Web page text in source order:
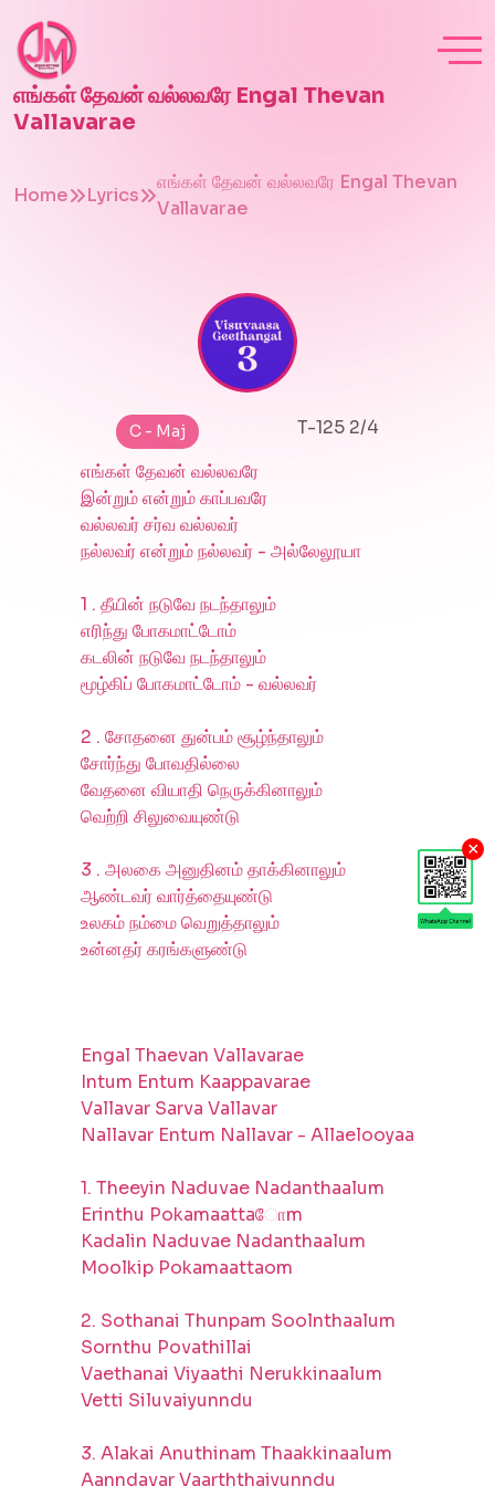
×
எங்கள் தேவன் வல்லவரே Engal Thevan
Vallavarae
Home Lyrics
எங்கள் தேவன் வல்லவரே Engal Thevan
Vallavarae
C - Maj
T-125 2/4
எங்கள் தேவன் வல்லவரே
இன்றும் என்றும் காப்பவரே
வல்லவர் சர்வ வல்லவர்
நல்லவர் என்றும் நல்லவர் - அல்லேலூயா
1 . தீயின் நடுவே நடந்தாலும்
எரிந்து போகமாட்டோம்
கடலின் நடுவே நடந்தாலும்
மூழ்கிப் போகமாட்டோம் - வல்லவர்
2 . சோதனை துன்பம் சூழ்ந்தாலும்
சோர்ந்து போவதில்லை
வேதனை வியாதி நெருக்கினாலும்
வெற்றி சிலுவையுண்டு
3 . அலகை அனுதினம் தாக்கினாலும்
ஆண்டவர் வார்த்தையுண்டு
உலகம் நம்மை வெறுத்தாலும்
உன்னதர் கரங்களுண்டு
Engal Thaevan Vallavarae
Intum Entum Kaappavarae
Vallavar Sarva Vallavar
Nallavar Entum Nallavar - Allaelooyaa
1. Theeyin Naduvae Nadanthaalum
Erinthu Pokamaattaோm
Kadalin Naduvae Nadanthaalum
Moolkip Pokamaattaom
2. Sothanai Thunpam Soolnthaalum
Sornthu Povathillai
Vaethanai Viyaathi Nerukkinaalum
Vetti Siluvaiyunndu
3. Alakai Anuthinam Thaakkinaalum
Aanndavar Vaarththaiyunndu